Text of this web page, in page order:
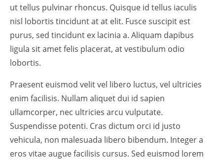
ut tellus pulvinar rhoncus. Quisque id tellus iaculis
nisl lobortis tincidunt at at elit. Fusce suscipit est
purus, sed tincidunt ex lacinia a. Aliquam dapibus
ligula sit amet felis placerat, at vestibulum odio
lobortis.
Praesent euismod velit vel libero luctus, vel ultricies
enim facilisis. Nullam aliquet dui id sapien
ullamcorper, nec ultricies arcu vulputate.
Suspendisse potenti. Cras dictum orci id justo
vehicula, non malesuada libero bibendum. Integer a
eros vitae augue facilisis cursus. Sed euismod lorem